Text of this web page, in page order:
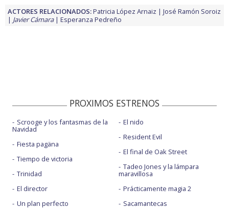
ACTORES RELACIONADOS:Patricia López Arnaiz
José Ramón Soroiz
Javier Cámara
Esperanza Pedreño
PROXIMOS ESTRENOS
Scrooge y los fantasmas de la
Navidad
Fiesta pagäna
Tiempo de victoria
Trinidad
El director
Un plan perfecto
El nido
Resident Evil
El final de Oak Street
Tadeo Jones y la lámpara
maravillosa
Prácticamente magia 2
Sacamantecas